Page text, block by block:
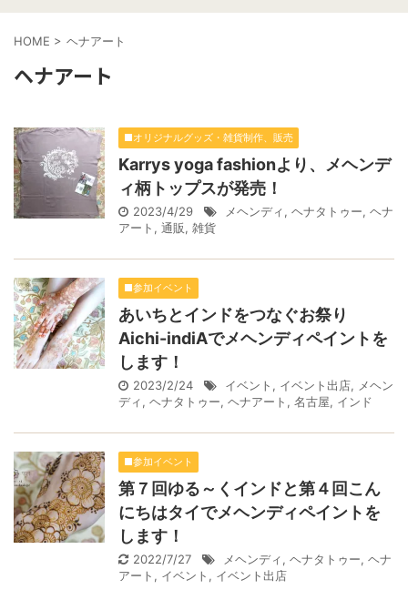
HOME > ヘナアート
ヘナアート
■オリジナルグッズ・雑貨制作、販売
Karrys yoga fashionより、メヘンデ
ィ柄トップスが発売！
2023/4/29 メヘンディ, ヘナタトゥー, ヘナ
アート , 通販, 雑貨
■参加イベント
あいちとインドをつなぐお祭り
Aichi-indiAでメヘンディペイントを
します！
2023/2/24 イベント , イベント出店, メヘン
ディ, ヘナタトゥー, ヘナアート , 名古屋, インド
■参加イベント
第７回ゆる～くインドと第４回こん
にちはタイでメヘンディペイントを
します！
2022/7/27 メヘンディ, ヘナタトゥー, ヘナ
アート , イベント , イベント出店